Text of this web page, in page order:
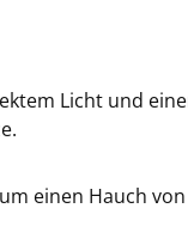
Licht und
einen Hauch